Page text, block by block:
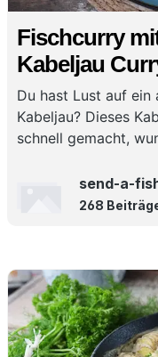
Fischcurry
Kabeljau
Du hast Lust auf ein
Kabeljau? Dieses
schnell gemacht,
send-a-
268